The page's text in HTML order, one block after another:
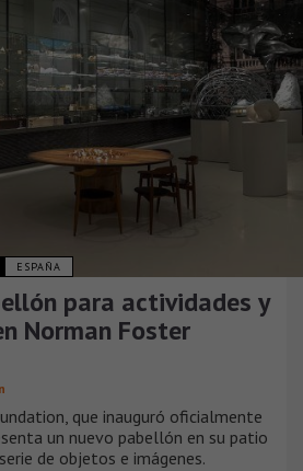
ESPAÑA
para actividades y
Norman Foster
que inauguró oficialmente
un nuevo pabellón en su patio
de objetos e imágenes.